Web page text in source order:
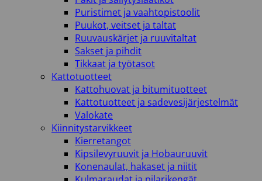
Puristimet ja vaahtopistoolit
Puukot, veitset ja taltat
Ruuvauskärjet ja ruuvitaltat
Sakset ja pihdit
Tikkaat ja työtasot
Kattotuotteet
Kattohuovat ja bitumituotteet
Kattotuotteet ja sadevesijärjestelmät
Valokate
Kiinnitystarvikkeet
Kierretangot
Kipsilevyruuvit ja Hobauruuvit
Konenaulat, hakaset ja niitit